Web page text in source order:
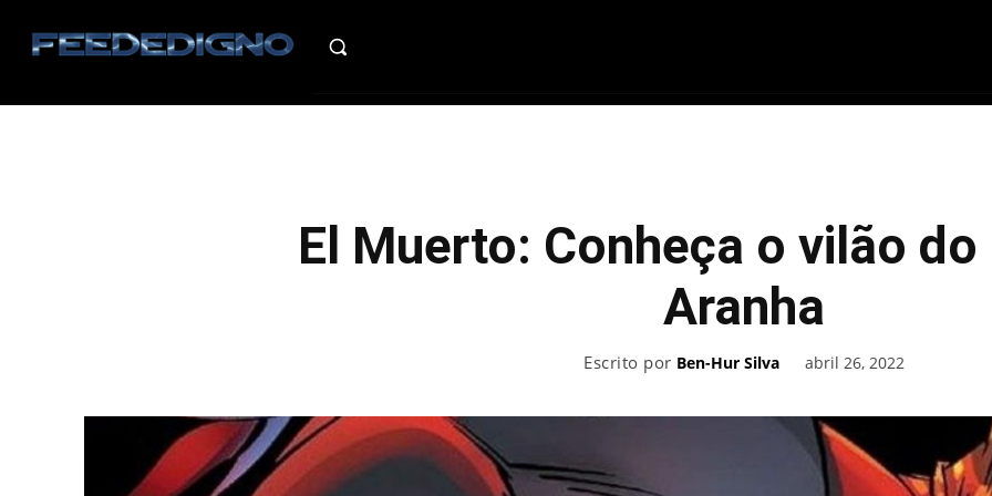
El Muerto: Conheça o vilão
Aranha
Escrito por Ben-Hur Silva abril 26, 2022